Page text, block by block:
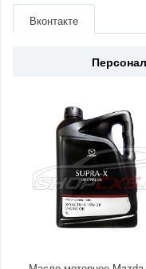
Страна Китай
Вконтакте